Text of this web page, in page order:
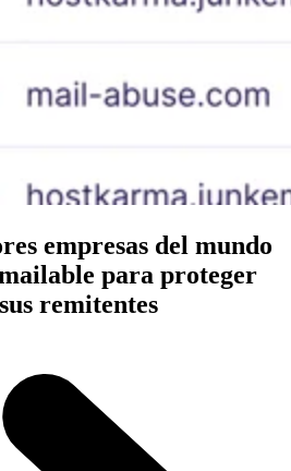
empresas del mundo
para proteger
remitentes